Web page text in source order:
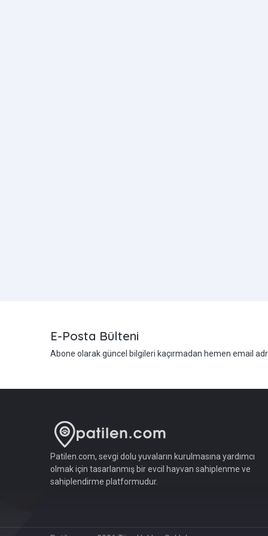
E-Posta Bülteni
Abone olarak güncel bilgileri kaçırmadan hemen email
Patilen.com, sevgi dolu yuvaların kurulmasına yardımcı
olmak için tasarlanmış bir evcil hayvan sahiplenme ve
sahiplendirme platformudur.